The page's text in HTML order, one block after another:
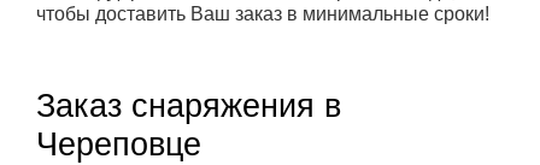
чтобы доставить Ваш заказ в минимальные сроки!
Заказ снаряжения в
Череповце